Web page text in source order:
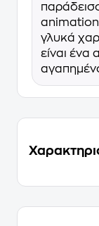
γλυκά
είναι